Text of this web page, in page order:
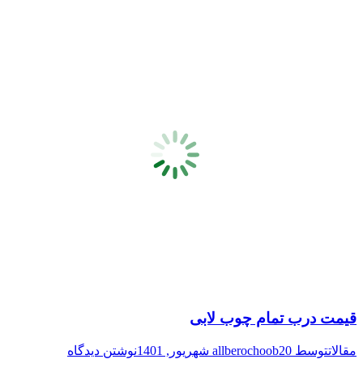
قیمت درب تمام چوب لابی
مقالاتتوسط allberochoob20 شهریور, 1401 نوشتن دیدگاه